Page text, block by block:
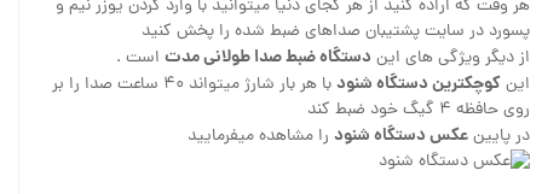
هر وقت که اراده کنید از هر کجای دنیا میتوانید با وارد کردن یوزر نیم و
پسورد در سایت پشتیبان صداهای ضبط شده را پخش کنید
از دیگر ویژگی های این دستگاه ضبط صدا طولانی مدت است .
اینکوچکترین دستگاه شنود
با هر بار شارژ میتواند ۴۰ ساعت صدا را بر
روی حافظه ۴ گیگ خود ضبط کند
در پایینعکس دستگاه شنود را مشاهده میفرمایید